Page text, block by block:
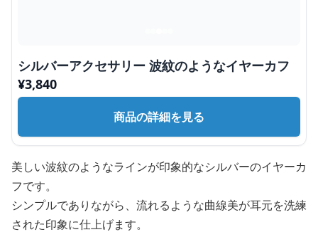
シルバーアクセサリー 波紋のようなイヤーカフ
¥3,840
商品の詳細を見る
美しい波紋のようなラインが印象的なシルバーのイヤーカ
フです。
シンプルでありながら、流れるような曲線美が耳元を洗練
された印象に仕上げます。